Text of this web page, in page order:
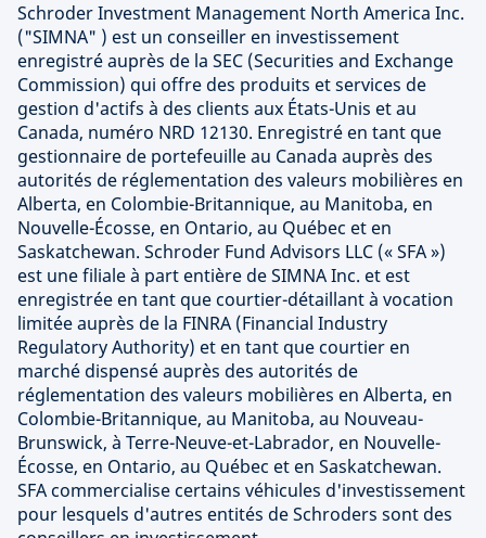
Schroder Investment Management North America Inc.
("SIMNA" ) est un conseiller en investissement
enregistré auprès de la SEC (Securities and Exchange
Commission) qui offre des produits et services de
gestion d'actifs à des clients aux États-Unis et au
Canada, numéro NRD 12130. Enregistré en tant que
gestionnaire de portefeuille au Canada auprès des
autorités de réglementation des valeurs mobilières en
Alberta, en Colombie-Britannique, au Manitoba, en
Nouvelle-Écosse, en Ontario, au Québec et en
Saskatchewan. Schroder Fund Advisors LLC (« SFA »)
est une filiale à part entière de SIMNA Inc. et est
enregistrée en tant que courtier-détaillant à vocation
limitée auprès de la FINRA (Financial Industry
Regulatory Authority) et en tant que courtier en
marché dispensé auprès des autorités de
réglementation des valeurs mobilières en Alberta, en
Colombie-Britannique, au Manitoba, au Nouveau-
Brunswick, à Terre-Neuve-et-Labrador, en Nouvelle-
Écosse, en Ontario, au Québec et en Saskatchewan.
SFA commercialise certains véhicules d'investissement
pour lesquels d'autres entités de Schroders sont des